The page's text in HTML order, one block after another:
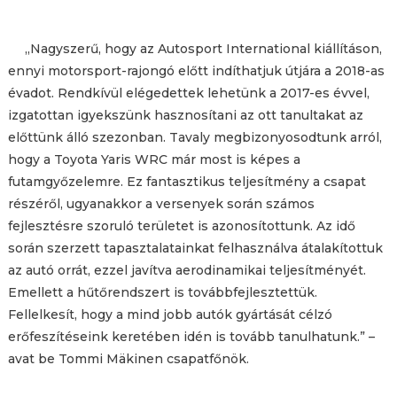
„Nagyszerű, hogy az Autosport International kiállításon,
ennyi motorsport-rajongó előtt indíthatjuk útjára a 2018-as
évadot. Rendkívül elégedettek lehetünk a 2017-es évvel,
izgatottan igyekszünk hasznosítani az ott tanultakat az
előttünk álló szezonban. Tavaly megbizonyosodtunk arról,
hogy a Toyota Yaris WRC már most is képes a
futamgyőzelemre. Ez fantasztikus teljesítmény a csapat
részéről, ugyanakkor a versenyek során számos
fejlesztésre szoruló területet is azonosítottunk. Az idő
során szerzett tapasztalatainkat felhasználva átalakítottuk
az autó orrát, ezzel javítva aerodinamikai teljesítményét.
Emellett a hűtőrendszert is továbbfejlesztettük.
Fellelkesít, hogy a mind jobb autók gyártását célzó
erőfeszítéseink keretében idén is tovább tanulhatunk.” –
avat be Tommi Mäkinen csapatfőnök.